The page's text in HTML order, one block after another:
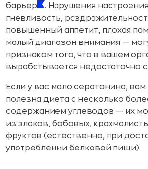
барьер
. Нарушения
гневливость,
повышенный аппетит, плохая
малый диапазон внимания —
признаком того, что в вашем
вырабатывается недостаточно
Если у вас мало серотонина,
полезна диета с несколько
содержанием углеводов — их
из злаков, бобовых,
фруктов (естественно, при
употреблении белковой пищи).